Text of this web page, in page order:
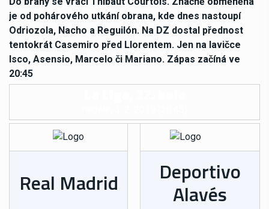
je od pohárového utkání obrana, kde dnes nastoupí
Odriozola, Nacho a Reguilón. Na DZ dostal přednost
tentokrát Casemiro před Llorentem. Jen na lavičce
Isco, Asensio, Marcelo či Mariano. Zápas začíná ve
20:45
Real Madrid Deportivo
Alavés